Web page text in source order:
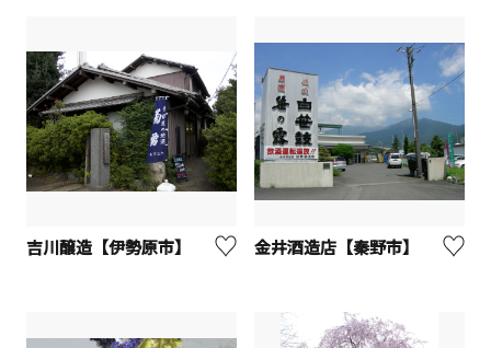
吉川醸造【伊勢原市】 金井酒造店【秦野市】